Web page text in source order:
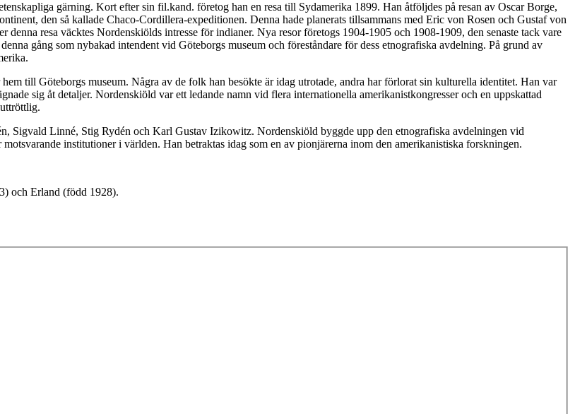
gärning. Kort efter sin fil.kand. företog han en resa till Sydamerika 1899. Han åtföljdes på resan av Oscar Borge,
den så kallade Chaco-Cordillera-expeditionen. Denna hade planerats tillsammans med Eric von Rosen och Gustaf von
resa väcktes Nordenskiölds intresse för indianer. Nya resor företogs 1904-1905 och 1908-1909, den senaste tack vare
gång som nybakad intendent vid Göteborgs museum och föreståndare för dess etnografiska avdelning. På grund av
till Göteborgs museum. Några av de folk han besökte är idag utrotade, andra har förlorat sin kulturella identitet. Han var
sig åt detaljer. Nordenskiöld var ett ledande namn vid flera internationella amerikanistkongresser och en uppskattad
Sigvald Linné, Stig Rydén och Karl Gustav Izikowitz. Nordenskiöld byggde upp den etnografiska avdelningen vid
institutioner i världen. Han betraktas idag som en av pionjärerna inom den amerikanistiska forskningen.
och Erland (född 1928).